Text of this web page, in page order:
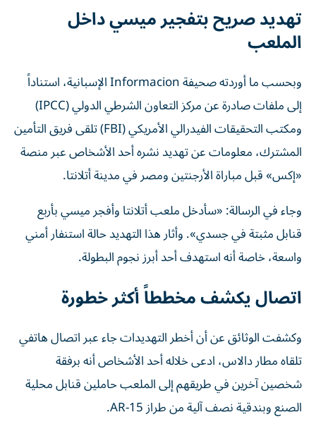
تهديد صريح بتفجير ميسي داخل
الملعب
وبحسب ما أوردته صحيفة Informacion الإسبانية، استناداً
إلى ملفات صادرة عن مركز التعاون الشرطي الدولي (IPCC)
ومكتب التحقيقات الفيدرالي الأمريكي (FBI) تلقى فريق التأمين
المشترك، معلومات عن تهديد نشره أحد الأشخاص عبر منصة
«إكس» قبل مباراة الأرجنتين ومصر في مدينة أتلانتا.
وجاء في الرسالة: «سأدخل ملعب أتلانتا وأفجر ميسي بأربع
قنابل مثبتة في جسدي». وأثار هذا التهديد حالة استنفار أمني
واسعة، خاصة أنه استهدف أحد أبرز نجوم البطولة.
اتصال يكشف مخططاً أكثر خطورة
وكشفت الوثائق عن أن أخطر التهديدات جاء عبر اتصال هاتفي
تلقاه مطار دالاس، ادعى خلاله أحد الأشخاص أنه برفقة
شخصين آخرين في طريقهم إلى الملعب حاملين قنابل محلية
الصنع وبندقية نصف آلية من طراز AR-15.